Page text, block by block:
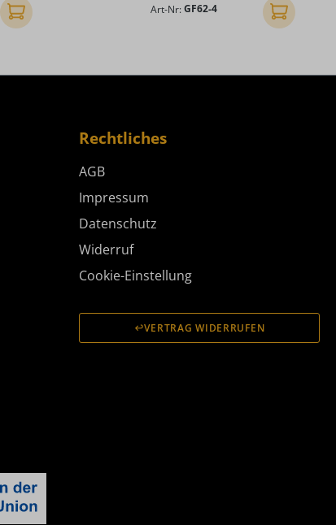
In den Warenkorb
Art-Nr:GF62-4 In den
Rechtliches
AGB
Impressum
Datenschutz
Widerruf
Cookie-Einstellung
VERTRAG WIDERRUFEN